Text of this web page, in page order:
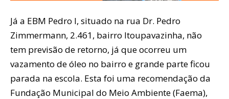
Já a EBM Pedro I, situado na rua Dr. Pedro
Zimmermann, 2.461, bairro Itoupavazinha, não
tem previsão de retorno, já que ocorreu um
vazamento de óleo no bairro e grande parte ficou
parada na escola. Esta foi uma recomendação da
Fundação Municipal do Meio Ambiente (Faema),